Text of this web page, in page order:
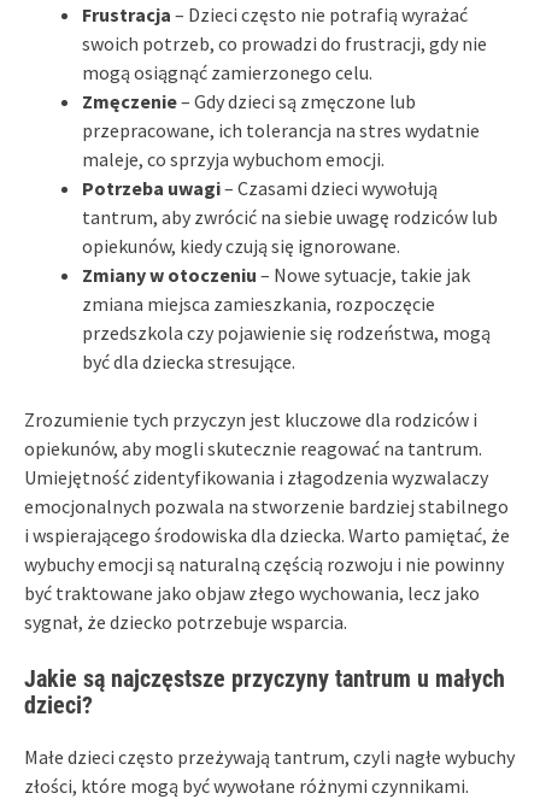
Frustracja – Dzieci często nie potrafią wyrażać
swoich potrzeb, co prowadzi do frustracji, gdy nie
mogą osiągnąć zamierzonego celu.
Zmęczenie– Gdy dzieci są zmęczone lub
przepracowane, ich tolerancja na stres wydatnie
maleje, co sprzyja wybuchom emocji.
Potrzeba uwagi– Czasami dzieci wywołują
tantrum, aby zwrócić na siebie uwagę rodziców lub
opiekunów, kiedy czują się ignorowane.
Zmiany w otoczeniu – Nowe sytuacje, takie jak
zmiana miejsca zamieszkania, rozpoczęcie
przedszkola czy pojawienie się rodzeństwa, mogą
być dla dziecka stresujące.
Zrozumienie tych przyczyn jest kluczowe dla rodziców i
opiekunów, aby mogli skutecznie reagować na tantrum.
Umiejętność zidentyfikowania i złagodzenia wyzwalaczy
emocjonalnych pozwala na stworzenie bardziej stabilnego
i wspierającego środowiska dla dziecka. Warto pamiętać, że
wybuchy emocji są naturalną częścią rozwoju i nie powinny
być traktowane jako objaw złego wychowania, lecz jako
sygnał, że dziecko potrzebuje wsparcia.
Jakie są najczęstsze przyczyny tantrum u małych
dzieci?
Małe dzieci często przeżywają tantrum, czyli nagłe wybuchy
złości, które mogą być wywołane różnymi czynnikami.